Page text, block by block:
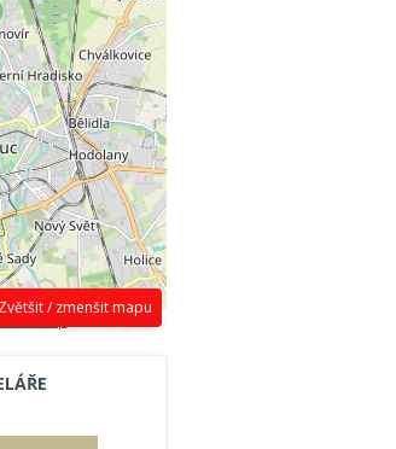
Zvětšit / zmenšit mapu
contributors.